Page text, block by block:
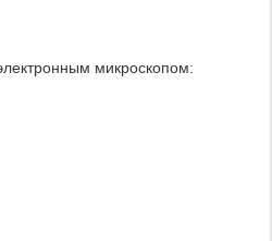
микроскопом: